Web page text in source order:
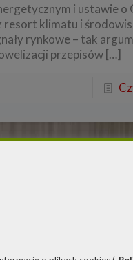
i ustawie o
resort klimatu i
rynkowe – tak
przepisów[…]